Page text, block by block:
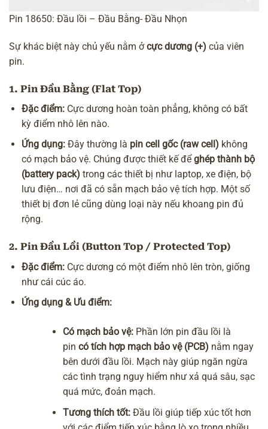
Pin 18650: Đầu lồi – Đầu Bằng- Đầu Nhọn
Sự khác biệt này chủ yếu nằm ởcực dương (+) của viên
pin.
1. Pin Đầu Bằng (Flat Top)
Đặc điểm: Cực dương hoàn toàn phẳng, không có bất
kỳ điểm nhô lên nào.
Ứng dụng: Đây thường là pin cell gốc (raw cell) không
có mạch bảo vệ. Chúng được thiết kế để ghép thành bộ
(battery pack) trong các thiết bị như laptop, xe điện, bộ
lưu điện… nơi đã có sẵn mạch bảo vệ tích hợp. Một số
thiết bị đơn lẻ cũng dùng loại này nếu khoang pin đủ
rộng.
2. Pin Đầu Lồi (Button Top / Protected Top)
Đặc điểm: Cực dương có một điểm nhô lên tròn, giống
như cái cúc áo.
Ứng dụng & Ưu điểm:
Có mạch bảo vệ: Phần lớn pin đầu lồi là
pincó tích hợp mạch bảo vệ (PCB) nằm ngay
bên dưới đầu lồi. Mạch này giúp ngăn ngừa
các tình trạng nguy hiểm như xả quá sâu, sạc
quá mức, đoản mạch.
Tương thích tốt: Đầu lồi giúp tiếp xúc tốt hơn